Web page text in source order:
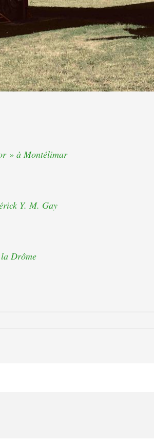
» à Montélimar
Y. M. Gay
la Drôme